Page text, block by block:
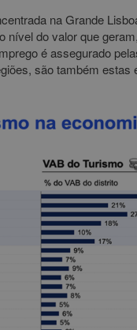
na Grande
do valor que
é assegurado
são também estas